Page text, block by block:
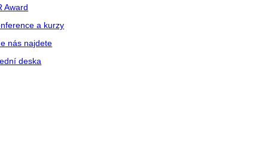
Award
a kurzy
nás najdete
deska